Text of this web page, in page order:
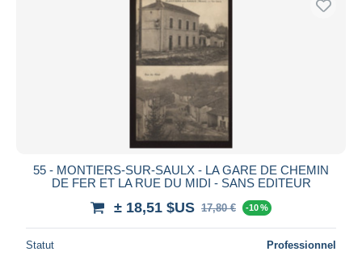
55 - MONTIERS-SUR-SAULX - LA GARE DE CHEMIN
DE FER ET LA RUE DU MIDI - SANS EDITEUR
± 18,51 $US 17,80 € -10 %
Statut Professionnel